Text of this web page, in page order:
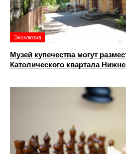
Эксклюзив
Музей купечества могут
Католического квартала